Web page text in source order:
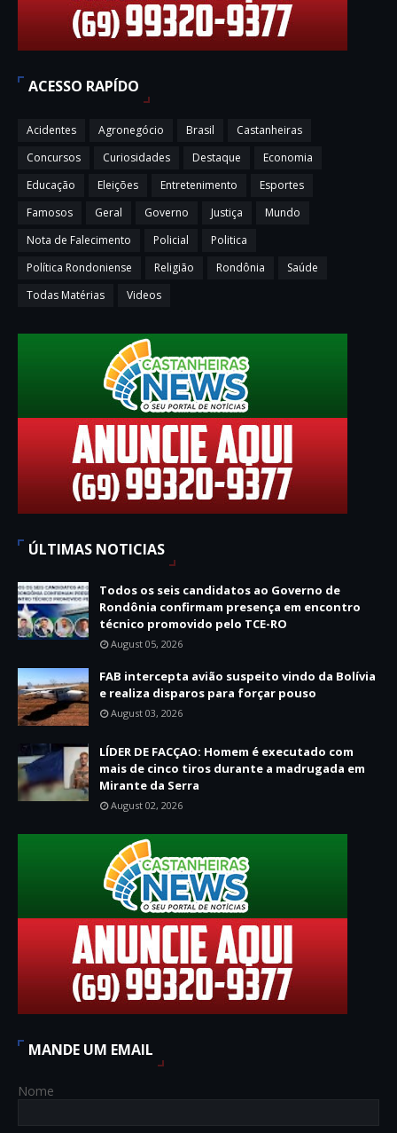
ACESSO RAPÍDO
Acidentes Agronegócio Brasil
Castanheiras
Concursos
Curiosidades Destaque
Economia
Educação
Eleições Entretenimento
Esportes
Famosos
Geral Governo Justiça
Mundo
Nota de Falecimento
Policial
Politica
Política Rondoniense
Religião Rondônia
Saúde
Todas Matérias
Videos
ÚLTIMAS NOTICIAS
Todos os seis candidatos ao Governo de
Rondônia confirmam presença em encontro
técnico promovido pelo TCE-RO
August 05, 2026
FAB intercepta avião suspeito vindo da Bolívia
e realiza disparos para forçar pouso
August 03, 2026
LÍDER DE FACÇAO: Homem é executado com
mais de cinco tiros durante a madrugada em
Mirante da Serra
August 02, 2026
MANDE UM EMAIL
Nome